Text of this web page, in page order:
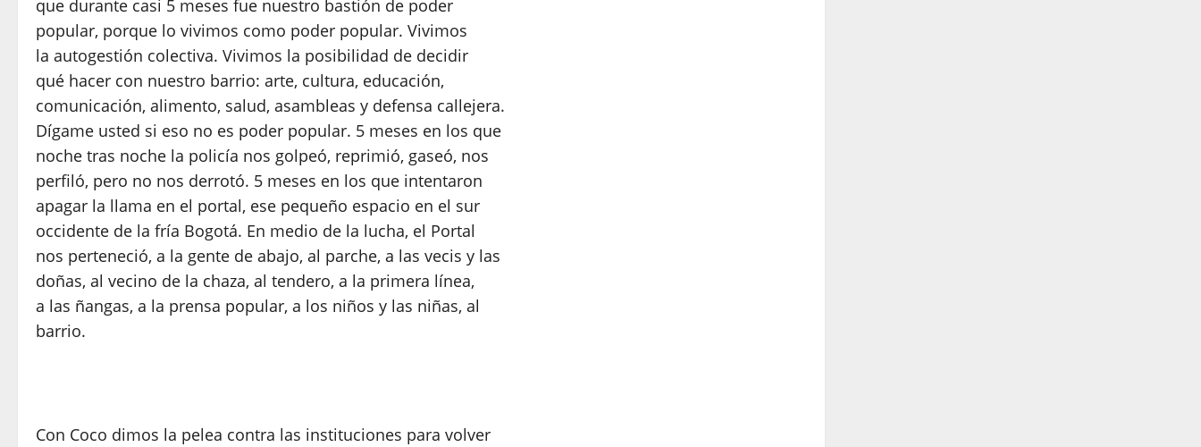
que durante casi 5 meses fue nuestro bastión de poder
popular, porque lo vivimos como poder popular. Vivimos
la autogestión colectiva. Vivimos la posibilidad de decidir
qué hacer con nuestro barrio: arte, cultura, educación,
comunicación, alimento, salud, asambleas y defensa callejera.
Dígame usted si eso no es poder popular. 5 meses en los que
noche tras noche la policía nos golpeó, reprimió, gaseó, nos
perfiló, pero no nos derrotó. 5 meses en los que intentaron
apagar la llama en el portal, ese pequeño espacio en el sur
occidente de la fría Bogotá. En medio de la lucha, el Portal
nos perteneció, a la gente de abajo, al parche, a las vecis y las
doñas, al vecino de la chaza, al tendero, a la primera línea,
a las ñangas, a la prensa popular, a los niños y las niñas, al
barrio.
Con Coco dimos la pelea contra las instituciones para volver